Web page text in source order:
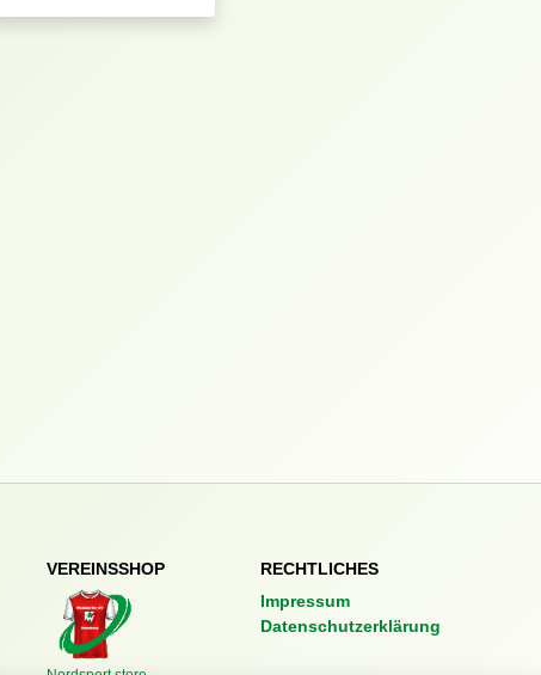
VEREINSSHOP
RECHTLICHES
Impressum
Datenschutzerklärung